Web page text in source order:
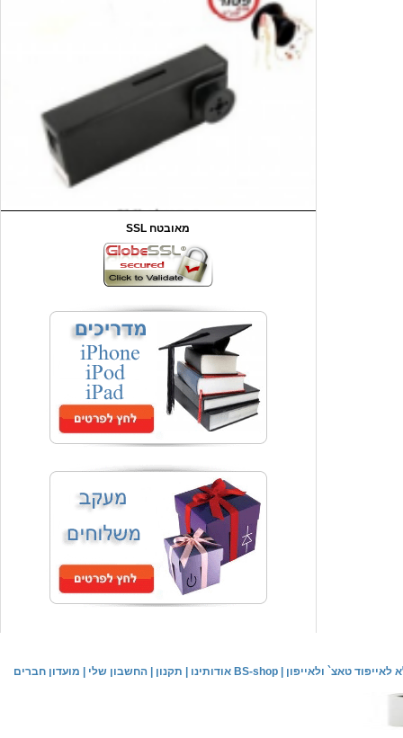
₪59.00
₪90.00 מחיר שוק
כיסוי אחורי לאייפון 4/4S
₪59.00
המחיר שלך
משלוח חינם
שעון יד אופנתי
₪59.00
המחיר שלך
משלוח חינם
שעון יד לילדים \ הלו קיטי - לבן
₪44.00 המחיר שלך
SSL מאובטח
מועדון חברים החשבון שלי תקנון אודותינו BS-shop טאצ` ולאייפון